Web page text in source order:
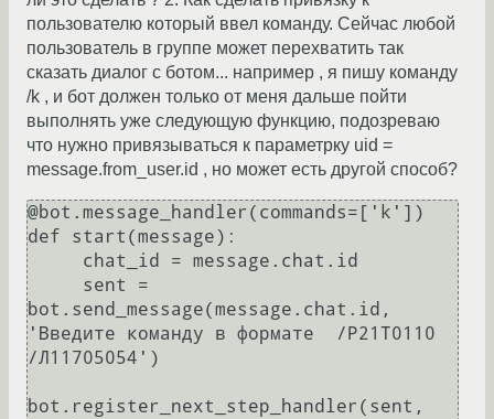
пользователю который ввел команду. Сейчас любой
пользователь в группе может перехватить так
сказать диалог с ботом... например , я пишу команду
/k , и бот должен только от меня дальше пойти
выполнять уже следующую функцию, подозреваю
что нужно привязываться к параметрку uid =
message.from_user.id , но может есть другой способ?
@bot.message_handler(commands=['k'])
def start(message):
bot.send_message(message.chat.id,
'Введите команду в формате  /P21T0110
/Л11705054')
bot.register_next_step_handler(sent,